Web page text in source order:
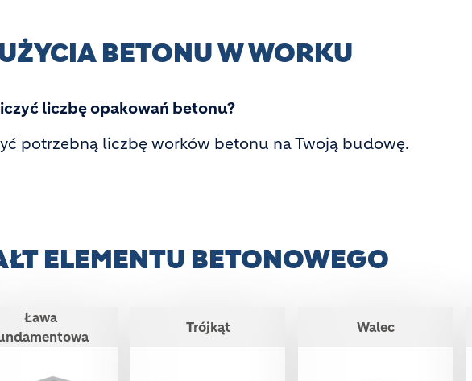
BETONU W WORKU
liczbę opakowań betonu?
potrzebną liczbę worków betonu na Twoją budowę.
ELEMENTU BETONOWEGO
Ława
Trójkąt Walec